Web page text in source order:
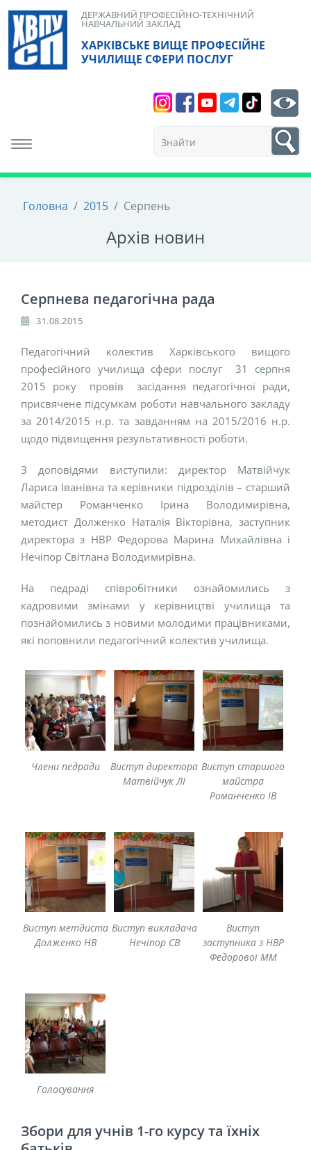
Skip
content
ХАРКІВСЬКЕ ВИЩЕ ПРОФЕСІЙНЕ
УЧИЛИЩЕ СФЕРИ ПОСЛУГ
ДЕРЖАВНИЙ ПРОФЕСІЙНО-ТЕХНІЧНИЙ
НАВЧАЛЬНИЙ ЗАКЛАД
Toggle navigation
1
Головна / 2015 / Серпень
Архiв новин
Серпнева педагогічна рада
31.08.2015
Педагогічний колектив Харківського вищого
професійного училища сфери послуг 31 серпня
2015 року провів засідання педагогічної ради,
присвячене підсумкам роботи навчального закладу
за 2014/2015 н.р. та завданням на 2015/2016 н.р.
щодо підвищення результативності роботи.
З доповідями виступили: директор Матвійчук
Лариса Іванівна та керівники підрозділів – старший
майстер Романченко Ірина Володимирівна,
методист Долженко Наталія Вікторівна, заступник
директора з НВР Федорова Марина Михайлівна і
Нечіпор Світлана Володимирівна.
На педраді співробітники ознайомились з
кадровими змінами у керівництві училища та
познайомились з новими молодими працівниками,
які поповнили педагогічний колектив училища.
Члени педради
Виступ директора
Матвійчук ЛІ
Виступ старшого
майстра
Романченко ІВ
Виступ метдиста
Долженко НВ
Виступ викладача
Нечіпор СВ
Виступ
заступника з НВР
Федорової ММ
Голосування
Збори для учнів 1-го курсу та їхніх